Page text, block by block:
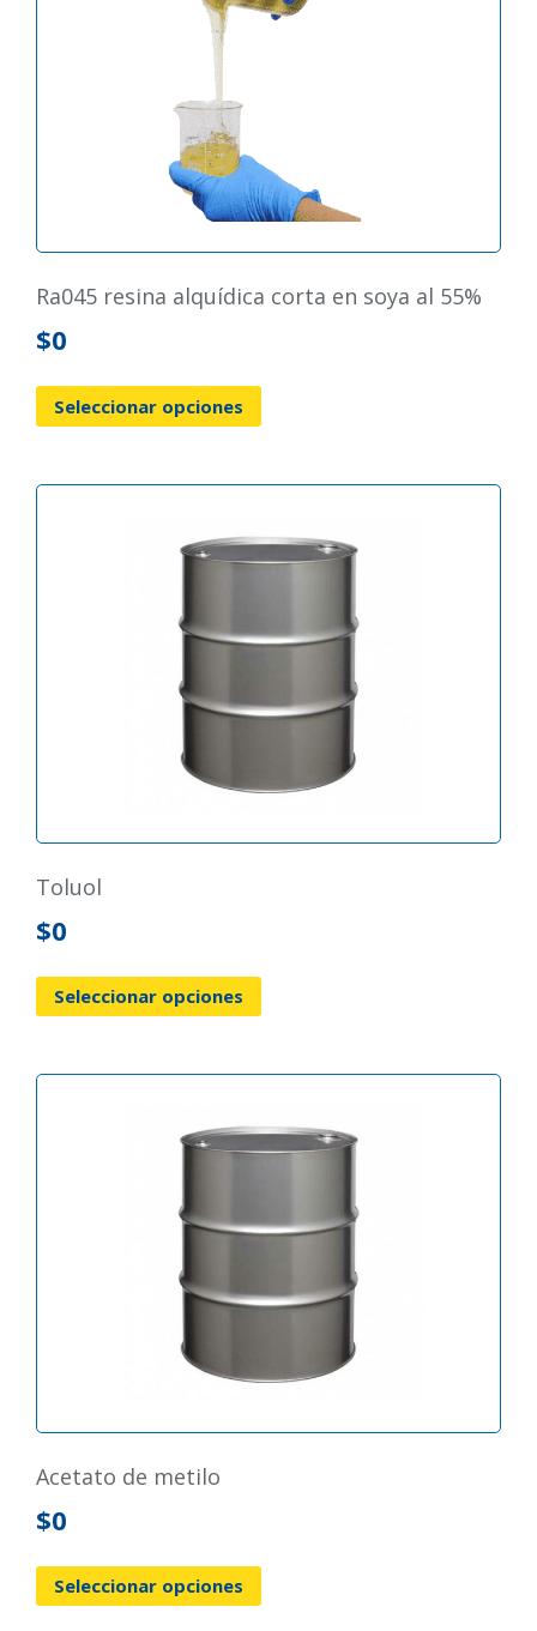
ra045 resina alquídica corta en soya al 55%
$0
Seleccionar opciones
toluol
$0
Seleccionar opciones
acetato de metilo
$0
Seleccionar opciones